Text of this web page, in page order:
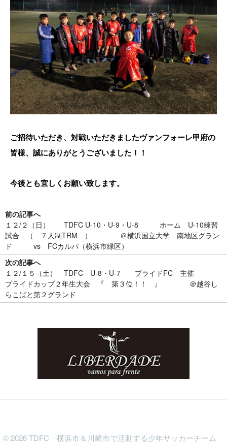
ご招待いただき、対戦いただきましたヴァンフォーレ甲府の
皆様、誠にありがとうございました！！
今後とも宜しくお願い致します。
前の記事へ
１２/２（日） TDFC U-10・U-9・U-8 ホーム U-10練習
試合 （ ７人制TRM ） ＠横浜国立大学 南地区グラン
ド vs FCカルパ（横浜市緑区）
次の記事へ
１２/１５（土） TDFC U-8・U-7 プライドFC 主催
プライドカップ２年生大会 『 第３位！！ 』 ＠越谷し
らこばと第２グランド
© 2026TDFC 横浜市＆川崎市で活動する少年サッカーチーム